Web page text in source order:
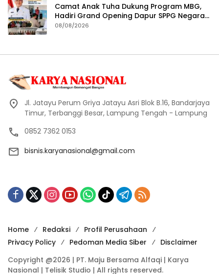
Camat Anak Tuha Dukung Program MBG,
Hadiri Grand Opening Dapur SPPG Negara
Aji Tua Lampung Tengah
08/08/2026
Jl. Jatayu Perum Griya Jatayu Asri Blok B.16, Bandarjaya
Timur, Terbanggi Besar, Lampung Tengah - Lampung
0852 7362 0153
bisnis.karyanasional@gmail.com
Home Redaksi
Profil Perusahaan
Privacy Policy
Pedoman Media Siber
Disclaimer
Copyright @2026 | PT. Maju Bersama Alfaqi | Karya
Nasional | Telisik Studio | All rights reserved.